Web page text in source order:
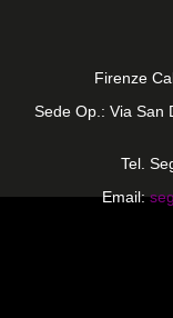
Firenze
Sede Op.: Via San
Tel.
Email: